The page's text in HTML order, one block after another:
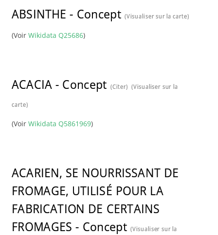
ABSINTHE - Concept (Visualiser sur la carte)
(Voir Wikidata Q25686)
ACACIA- Concept (Citer) (Visualiser sur la
carte)
(Voir Wikidata Q5861969)
ACARIEN, SE NOURRISSANT DE
FROMAGE, UTILISÉ POUR LA
FABRICATION DE CERTAINS
FROMAGES - Concept (Visualiser sur la